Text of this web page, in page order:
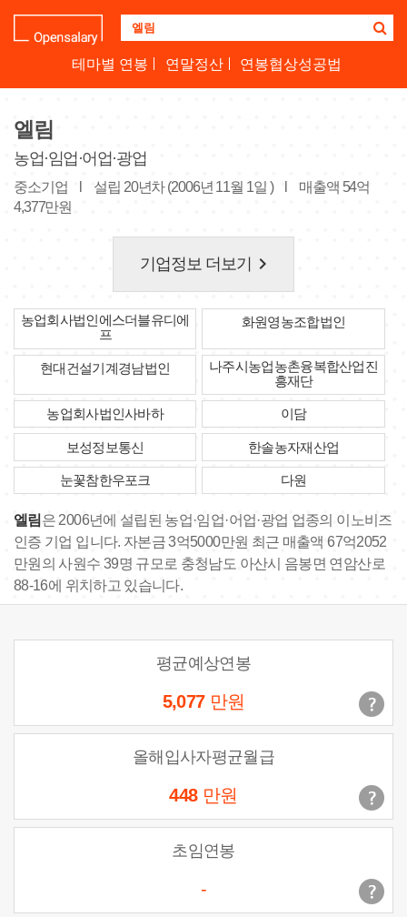
기
업
명
세
요
테마별 연봉 연말정산 연봉협상성공법
엘림
농업·임업·어업·광업
중소기업 설립 20년차 (2006년 11월 1일 )
매출액 54억
4,377만원
기업정보 더보기 keyboard_arrow_right
농업회사법인에스더블유디에
프
화원영농조합법인
현대건설기계경남법인
나주시농업농촌융복합산업진
흥재단
농업회사법인사바하 이담
보성정보통신 한솔농자재산업
눈꽃참한우포크 다원
엘림은 2006년에 설립된 농업·임업·어업·광업 업종의 이노비즈
인증 기업 입니다. 자본금 3억5000만원 최근 매출액 67억2052
만원의 사원수 39명 규모로 충청남도 아산시 음봉면 연암산로
88-16에 위치하고 있습니다.
평균예상연봉
5,077 만원
올해입사자평균월급
448 만원
초임연봉
-